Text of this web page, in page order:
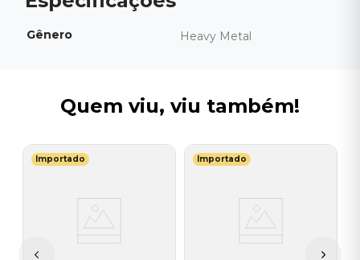
Gênero Heavy Metal
Quem viu, viu também!
Importado Importado